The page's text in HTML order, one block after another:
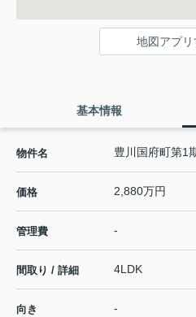
地図アプリ
基本情報
物件名 豊川国府町第
価格 2,880万円
管理費 -
間取り / 詳細 4LDK
向き -